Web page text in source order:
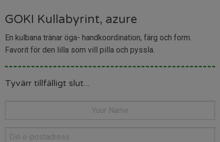
GOKI Kullabyrint, azure
En kulbana tränar öga- handkoordination, färg och form.
Favorit för den lilla som vill pilla och pyssla.
Tyvärr tillfälligt slut...